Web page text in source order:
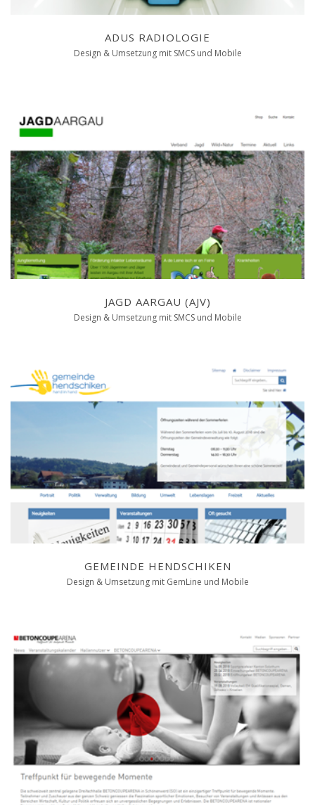
ADUS RADIOLOGIE
Design & Umsetzung mit SMCS und Mobile
JAGD AARGAU (AJV)
Design & Umsetzung mit SMCS und Mobile
GEMEINDE HENDSCHIKEN
Design & Umsetzung mit GemLine und Mobile